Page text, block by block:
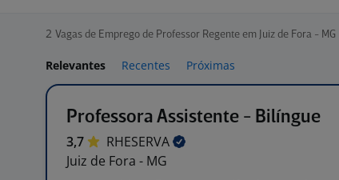
2 Vagas de Emprego de Professor Regente em Juiz de Fora - MG
Relevantes Recentes Próximas
Professora Assistente - Bilíngue
3,7
RHESERVA
Juiz de Fora - MG